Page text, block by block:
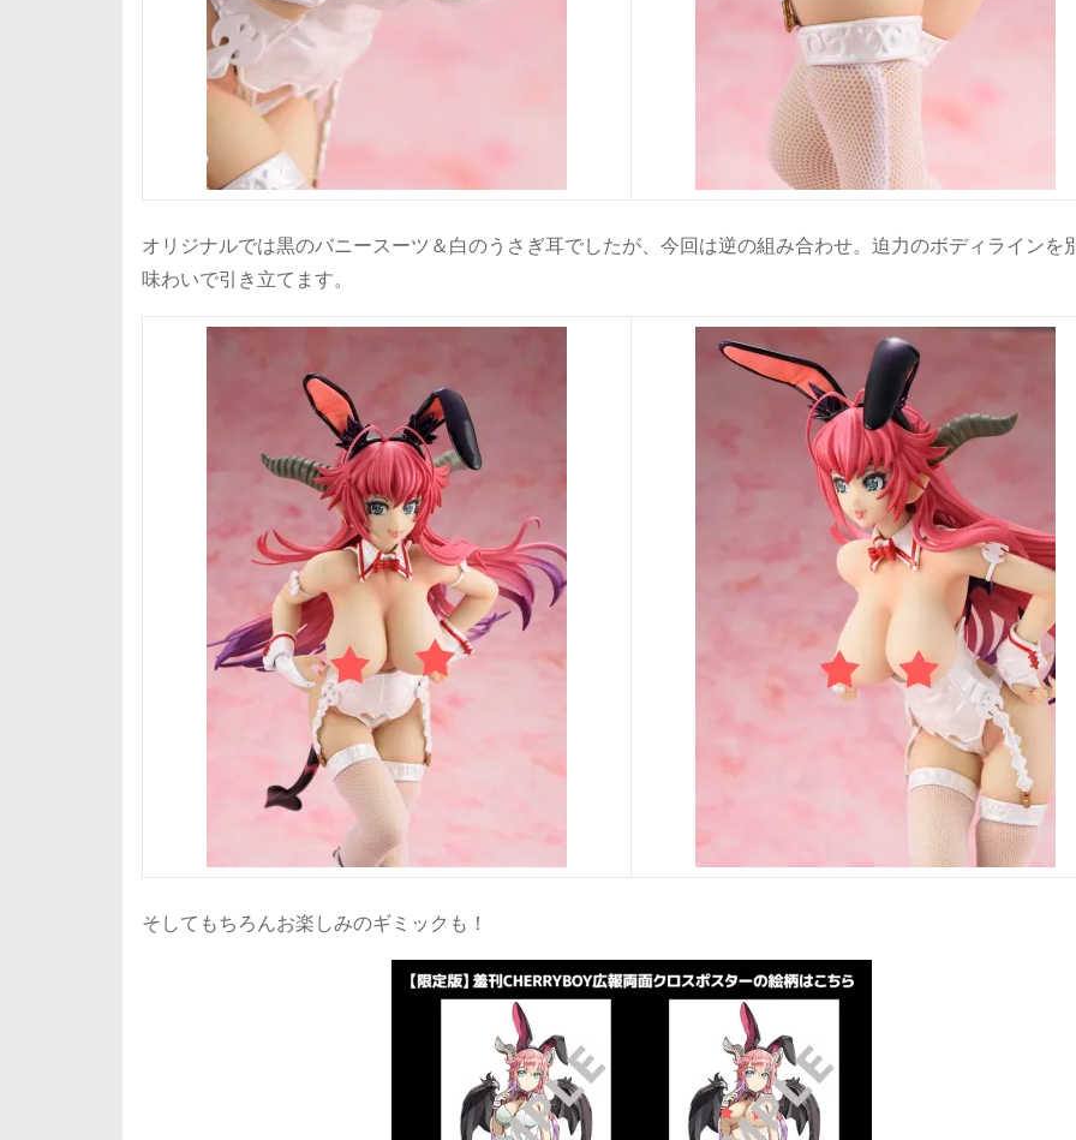
オリジナルでは黒のバニースーツ＆白のうさぎ耳でしたが、今回は逆の組み合わせ。迫力のボディラインを
味わいで引き立てます。
そしてもちろんお楽しみのギミックも！